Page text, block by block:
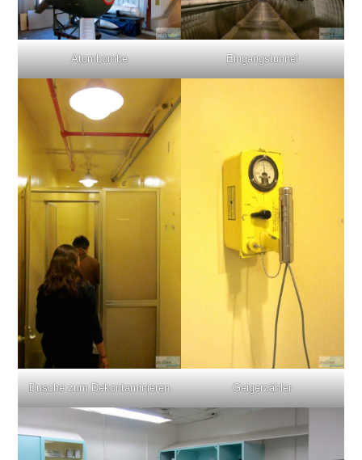
Atombombe Eingangstunnel
Dusche zum Dekontaminieren Geigerzähler